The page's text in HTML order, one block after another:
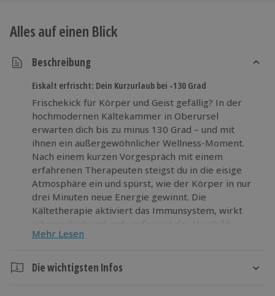
Alles auf einen Blick
Beschreibung
Eiskalt erfrischt: Dein Kurzurlaub bei -130 Grad
Frischekick für Körper und Geist gefällig? In der
hochmodernen Kältekammer in Oberursel
erwarten dich bis zu minus 130 Grad – und mit
ihnen ein außergewöhnlicher Wellness-Moment.
Nach einem kurzen Vorgespräch mit einem
erfahrenen Therapeuten steigst du in die eisige
Atmosphäre ein und spürst, wie der Körper in nur
drei Minuten neue Energie gewinnt. Die
Kältetherapie aktiviert das Immunsystem, wirkt
schmerzlindernd und verfeinert das Hautbild –
perfekt als effektive Beautybehandlung oder kurze
sondern schnell Wirkung spüren und danach
entspannt bei einem Tee nachfühlen. Lust auf ein
Mehr Lesen
Die wichtigsten Infos